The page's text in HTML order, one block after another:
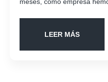
meses, como empresa
LEER MÁS